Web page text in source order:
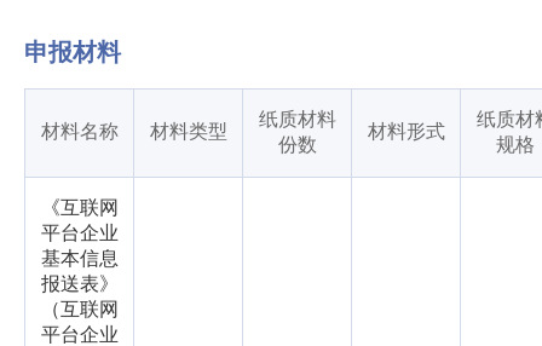
申报材料
材料名称 材料类型
纸质材料
份数
材料形式
纸质材
规格
《互联网
平台企业
基本信息
报送表》
（互联网
平台企业